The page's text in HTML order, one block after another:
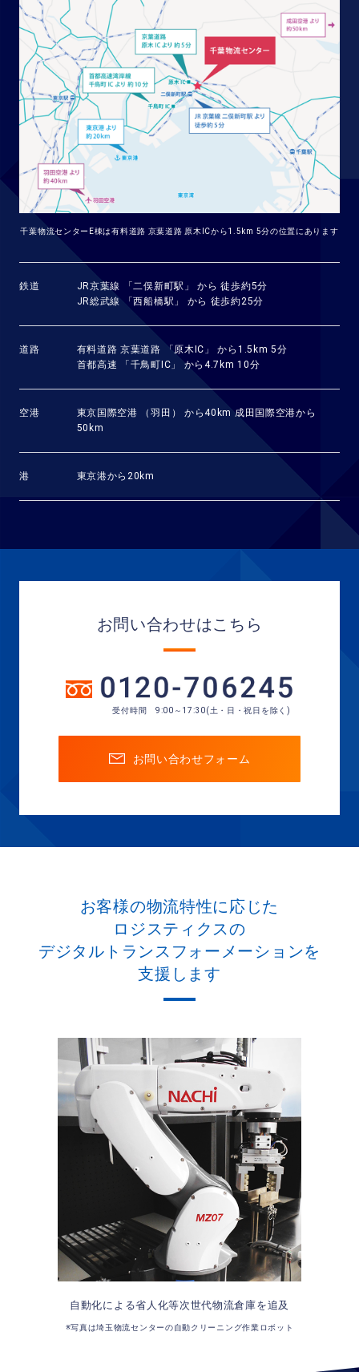
千葉物流センターE棟は有料道路 京葉道路 原木ICから1.5km 5分の位置にあります
鉄道
JR京葉線 「二俣新町駅」 から 徒歩約5分
JR総武線 「西船橋駅」 から 徒歩約25分
道路
有料道路 京葉道路 「原木IC」 から1.5km 5分
首都高速 「千鳥町IC」 から4.7km 10分
空港
東京国際空港 （羽田） から40km 成田国際空港から
50km
港 東京港から20km
お問い合わせはこちら
受付時間 9:00～17:30(土・日・祝日を除く)
お問い合わせフォーム
お客様の物流特性に応じた
ロジスティクスの
デジタルトランスフォーメーションを
支援します
自動化による省人化等次世代物流倉庫を追及
※写真は埼玉物流センターの自動クリーニング作業ロボット